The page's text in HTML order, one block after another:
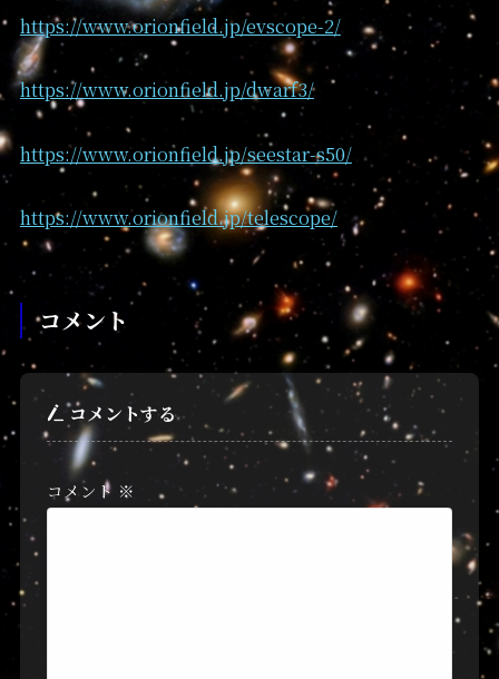
https://www.orionfield.jp/evscope-2/
https://www.orionfield.jp/dwarf3/
https://www.orionfield.jp/seestar-s50/
https://www.orionfield.jp/telescope/
コメント
コメントする
コメント ※